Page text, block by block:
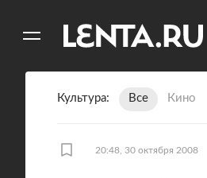
Культура Все Кино
20:48, 30 октября 2008